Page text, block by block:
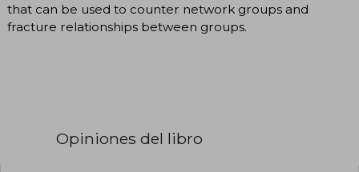
that can be used to counter network groups and
fracture relationships between groups.
Opiniones del libro